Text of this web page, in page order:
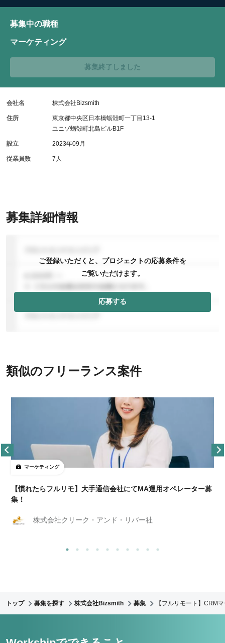
募集詳細情報
ご登録いただくと、プロジェクトの応募条件を
ご覧いただけます。
応募する
募集中の職種
マーケティング
募集終了しました
会社名 株式会社Bizsmith
住所
東京都中央区日本橋蛎殻町一丁目13-1
ユニゾ蛎殻町北島ビルB1F
設立 2023年09月
従業員数 7人
類似のフリーランス案件
マーケティング
【慣れたらフルリモ】大手通信会社にてMA運用オペレーター募
集！
株式会社クリーク・アンド・リバー社
トップ 募集を探す 株式会社Bizsmith 募集 【フルリモート】CRM